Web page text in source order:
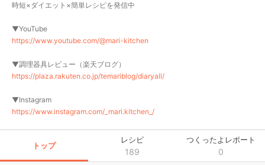
時短×ダイエット×簡単レシピを発信中
https://www.youtube.com/@mari-kitchen
https://plaza.rakuten.co.jp/temariblog/diaryall/
https://www.instagram.com/_mari.kitchen_/
トップ
レシピ
189
つくったよレポート
0